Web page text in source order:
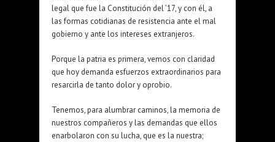
legal que fue la Constitución del ’17, y con él, a
las formas cotidianas de resistencia ante el mal
gobierno y ante los intereses extranjeros.
Porque la patria es primera, vemos con claridad
que hoy demanda esfuerzos extraordinarios para
resarcirla de tanto dolor y oprobio.
Tenemos, para alumbrar caminos, la memoria de
nuestros compañeros y las demandas que ellos
enarbolaron con su lucha, que es la nuestra;